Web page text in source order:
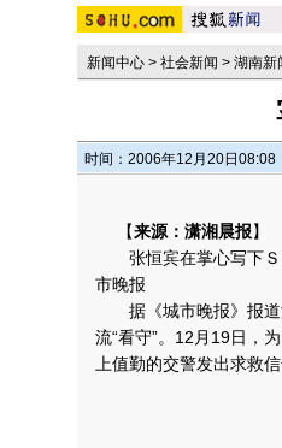
新闻中心 > 社会新闻 > 湖南新
时间：2006年12月20日08:08
【来源：潇湘晨报】
张恒宾在掌心写下Ｓ
市晚报
据《城市晚报》报道
流“看守”。12月19日，
上值勤的交警发出求救